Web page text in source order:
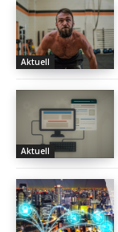
Aktuell
Aktuell